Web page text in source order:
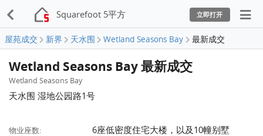
Squarefoot 5平方 立即打开
屋苑成交 新界 天水围 Wetland Seasons Bay 最新成交
Wetland Seasons Bay 最新成交
Wetland Seasons Bay
天水围 湿地公园路1号
物业座数: 6座低密度住宅大楼，以及10幢别墅